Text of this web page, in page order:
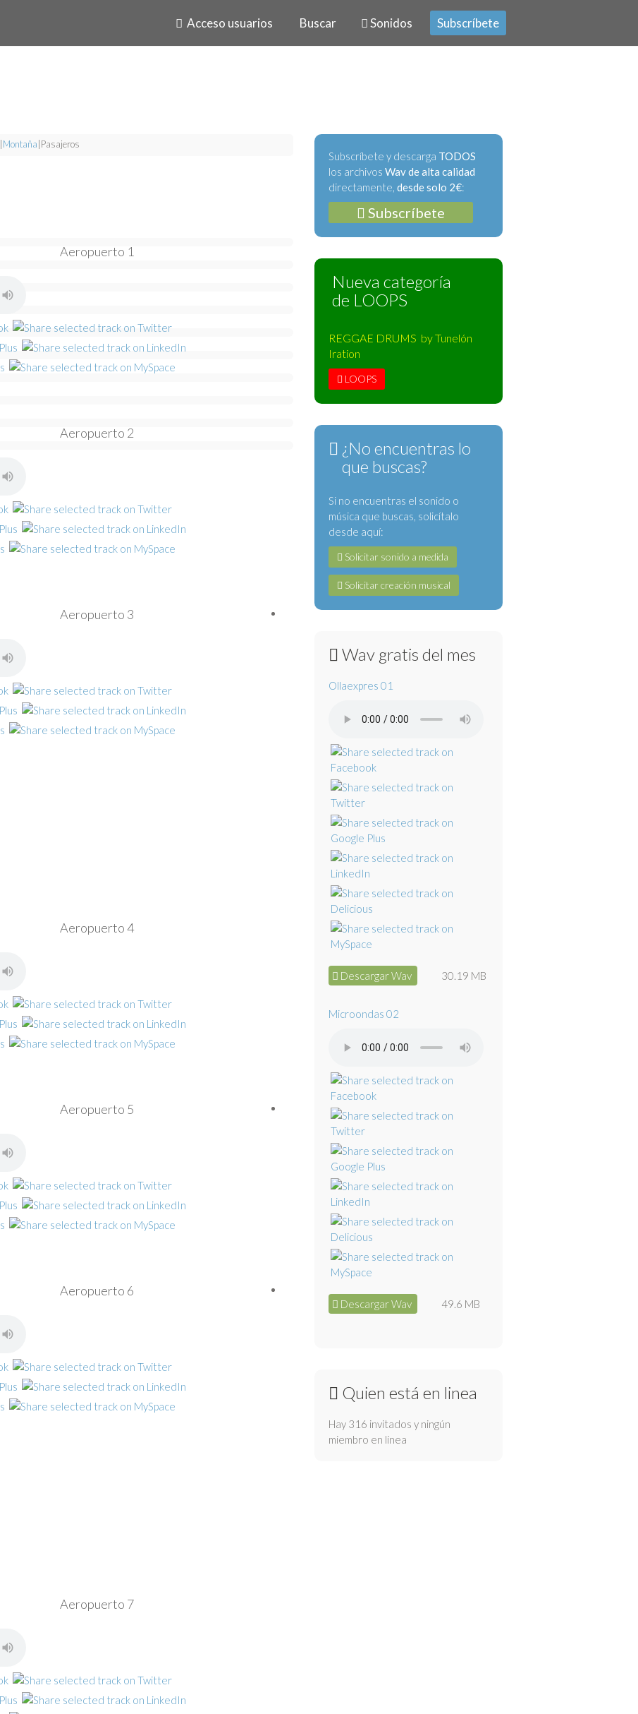
Acceso usuarios Buscar Sonidos Subscríbete
Montaña Pasajeros
Aeropuerto 1
Aeropuerto 2
Aeropuerto 3
Aeropuerto 4
Aeropuerto 5
Aeropuerto 6
Aeropuerto 7
Subscríbete y descarga TODOS
los archivos Wav de alta calidad
directamente, desde solo 2€:
Subscríbete
Nueva categoría
de LOOPS
REGGAE DRUMS by Tunelón
Iration
LOOPS
¿No encuentras lo
que buscas?
Si no encuentras el sonido o
música que buscas, solicítalo
desde aquí:
Solicitar sonido a medida
Solicitar creación musical
Wav gratis del mes
Ollaexpres 01
Descargar Wav 30.19 MB
Microondas 02
Descargar Wav 49.6 MB
Quien está en linea
Hay 316 invitados y ningún
miembro en línea